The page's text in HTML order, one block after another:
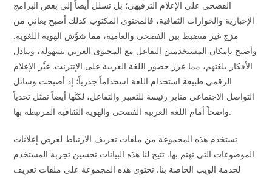
الفصحى على الإعلام الترفيهي؛ بل تسلل أيضاً إلى بعض البرامج
الإخبارية والحوارات الثقافية، فالمحتوى المكتوب كذلك أصبح يعاني من
مزج غير منضبط بين الفصحى والعامية، مما شوَّش الهوية اللغوية.
وأصبح بإمكان المستخدمين التفاعل مع المحتوى العربي بسهولة، وتبادل
الأفكار بلغتهم، مما عزز حضور اللغة العربية على الإنترنت. غيَّر الإعلام
الرقمي طبيعة استخدام اللغة اسخداماً جذرياً؛ إذ أصبحت وسائل
التواصل الاجتماعي منابر رئيسة للتعبير والتفاعل، لكنَّها أيضاً تمثل تحدياً
واضحاً أمام اللغة العربية الفصحى والهوية الثقافية المرتبطة بها.
تستخدم هذه المجموعة من ملفات تعريف الارتباط لعرض إعلانات
الموضوعات التي تهتم بها. تتيح لنا هذه البيانات تحسين تجربة المستخدم
لخدمة الويب الخاصة بنا. تحتوي هذه المجموعة على ملفات تعريف